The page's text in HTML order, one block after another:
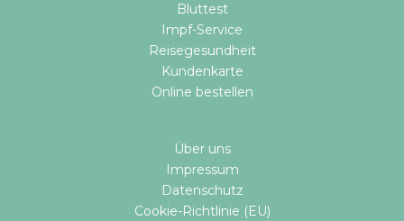
Bluttest
Impf-Service
Reisegesundheit
Kundenkarte
Online bestellen​
Über uns
Impressum
Datenschutz
Cookie-Richtlinie (EU)